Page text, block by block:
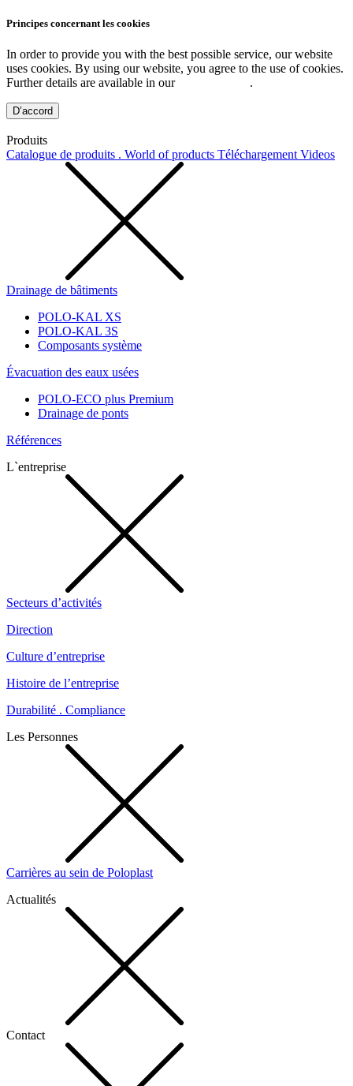
Principes concernant les cookies
In order to provide you with the best possible service, our website
uses cookies. By using our website, you agree to the use of cookies.
Further details are available in our
.
D’accord
Produits
Catalogue de produits . World of products Téléchargement Videos
Drainage de bâtiments
POLO-KAL XS
POLO-KAL 3S
Composants système
Évacuation des eaux usées
POLO-ECO plus Premium
Drainage de ponts
Références
L`entreprise
Secteurs d’activités
Direction
Culture d’entreprise
Histoire de l’entreprise
Durabilité . Compliance
Les Personnes
Carrières au sein de Poloplast
Actualités
Contact